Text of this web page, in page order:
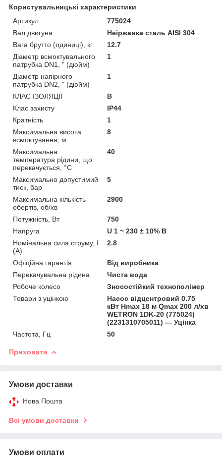
Користувальницькі характеристики
Артикул
775024
Вал двигуна
Неіржавка сталь AISI 304
Вага брутто (одиниці), кг
12.7
Діаметр всмоктувального
патрубка DN1, " (дюйм)
1
Діаметр напірного
патрубка DN2, " (дюйм)
1
КЛАС ІЗОЛЯЦІЇ
B
Клас захисту
IР44
Кратність
1
Максимальна висота
всмоктування, м
8
Максимальна
температура рідини, що
перекачується, °C
40
Максимально допустимий
тиск, бар
5
Максимальна кількість
обертів, об/хв
2900
Потужність, Вт
750
Напруга
U 1 ~ 230 ± 10% В
Номінальна сила струму, I
(А)
2.8
Офіційна гарантія
Від виробника
Перекачувальна рідина
Чиста вода
Робоче колесо
Зносостійкий технополімер
Товари з уцінкою
Насос відцентровий 0.75
кВт Hmax 18 м Qmax 200 л/хв
WETRON 1DK-20 (775024)
(2231310705011) — Уцінка
Частота, Гц
50
Приховати
Умови доставки
Нова Пошта
Всі умови доставки
Умови оплати